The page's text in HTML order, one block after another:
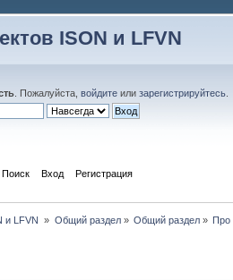
ISON и LFVN
. Пожалуйста, войдите или зарегистрируйтесь
Поиск Вход Регистрация
и LFVN » Общий раздел» Общий раздел» Про